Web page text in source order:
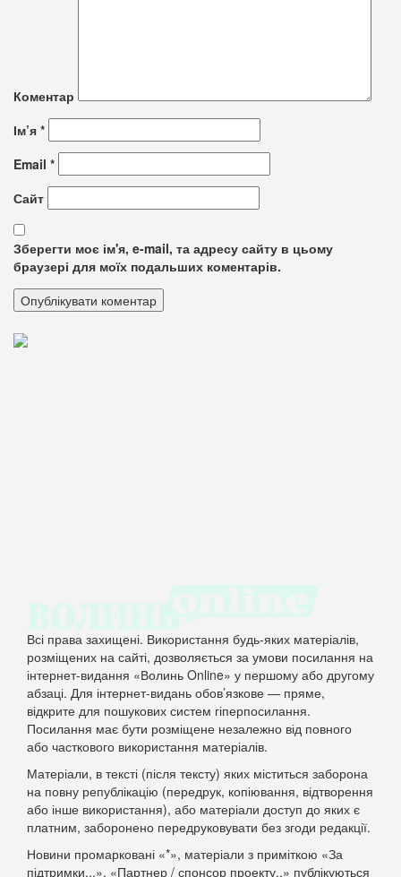
Коментар
Ім’я *
Email *
Сайт
Зберегти моє ім'я, e-mail, та адресу сайту в цьому
браузері для моїх подальших коментарів.
Всі права захищені. Використання будь-яких матеріалів,
розміщених на сайті, дозволяється за умови посилання на
інтернет-видання «Волинь Online» у першому або другому
абзаці. Для інтернет-видань обов’язкове — пряме,
відкрите для пошукових систем гіперпосилання.
Посилання має бути розміщене незалежно від повного
або часткового використання матеріалів.
Матеріали, в тексті (після тексту) яких міститься заборона
на повну републікацію (передрук, копіювання, відтворення
або інше використання), або матеріали доступ до яких є
платним, заборонено передруковувати без згоди редакції.
Новини промарковані «*», матеріали з приміткою «За
підтримки...», «Партнер / спонсор проекту..» публікуються